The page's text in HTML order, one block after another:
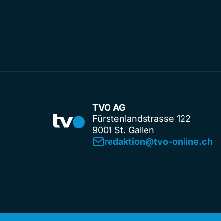
TVO AG
Fürstenlandstrasse 122
9001 St. Gallen
redaktion@tvo-online.ch